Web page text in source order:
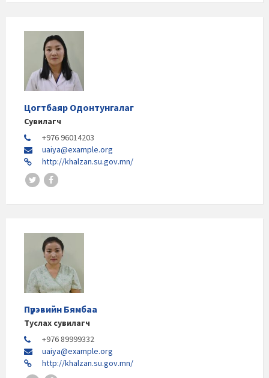
Цогтбаяр Одонтунгалаг
Сувилагч
+976 96014203
uaiya@example.org
http://khalzan.su.gov.mn/
Пүрэвийн Бямбаа
Туслах сувилагч
+976 89999332
uaiya@example.org
http://khalzan.su.gov.mn/